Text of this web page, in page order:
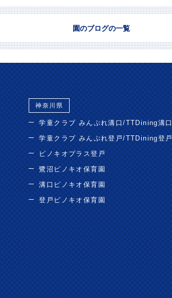
園のブログの一覧
神奈川県
学童クラブ みんぷれ溝口/TTDining溝口
学童クラブ みんぷれ登戸/TTDining登戸
ピノキオプラス登戸
鷺沼ピノキオ保育園
溝口ピノキオ保育園
登戸ピノキオ保育園